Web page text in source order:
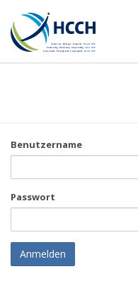
Benutzername
Passwort
Anmelden